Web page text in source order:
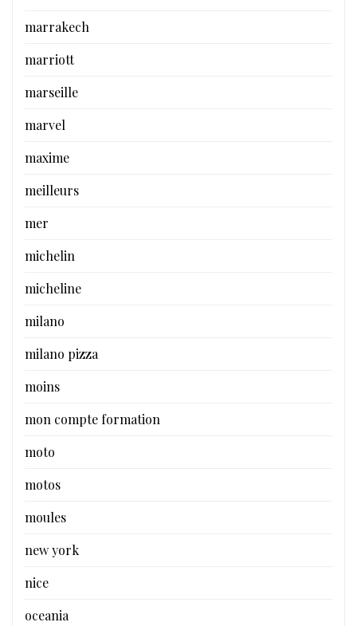
marrakech
marriott
marseille
marvel
maxime
meilleurs
mer
michelin
micheline
milano
milano pizza
moins
mon compte formation
moto
motos
moules
new york
nice
oceania